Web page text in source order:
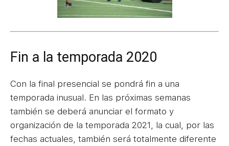
Fin a la temporada 2020
Con la final presencial se pondrá fin a una
temporada inusual. En las próximas semanas
también se deberá anunciar el formato y
organización de la temporada 2021, la cual, por las
fechas actuales, también será totalmente diferente